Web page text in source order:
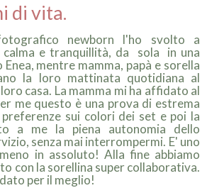
di vita.
newborn l'ho svolto a
e tranquillità, da sola in una
mentre mamma, papà e sorella
la loro mattinata quotidiana al
casa. La mamma mi ha affidato al
me questo è una prova di estrema
sui colori dei set e poi la
a me la piena autonomia dello
senza mai interrompermi. E' uno
in assoluto! Alla fine abbiamo
con la sorellina super collaborativa.
per il meglio!